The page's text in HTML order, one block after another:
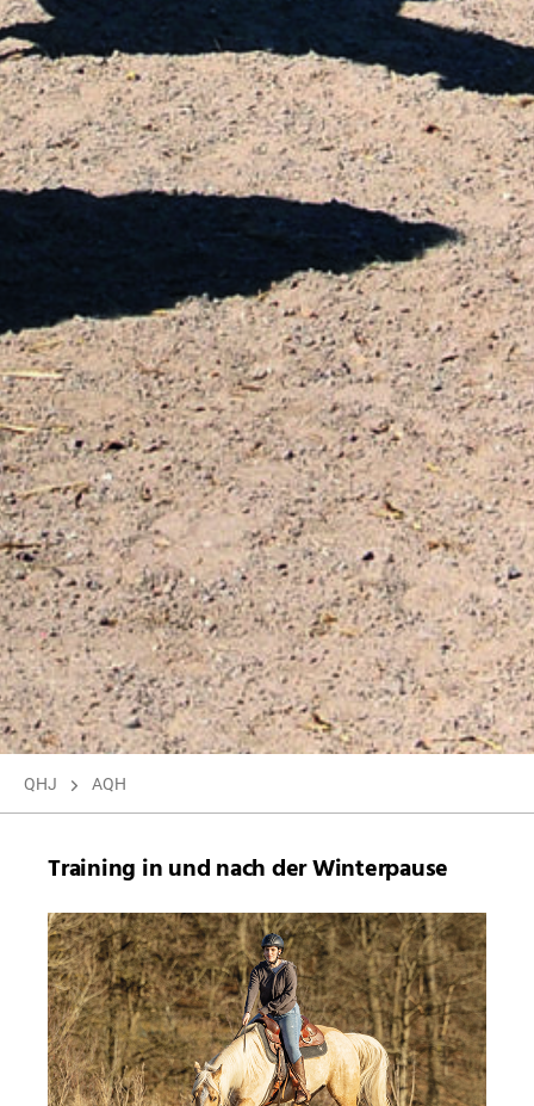
QHJ AQH
Training in und nach der Winterpause